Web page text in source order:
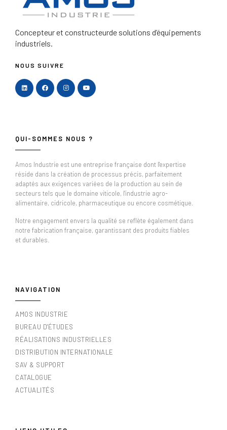
Concepteur et constructeurde solutions d’équipements
industriels.
NOUS SUIVRE
QUI-SOMMES NOUS ?
Amos Industrie est une entreprise française dont l'expertise
réside dans la création de processus précis, parfaitement
adaptés aux exigences variées de la production au sein de
secteurs tels que le domaine viticole, l'industrie agro-
alimentaire, cidricole, pharmaceutique ou encore cosmétique.
Notre engagement envers la qualité se reflète également dans
notre fabrication française, garantissant des produits fiables
et durables.
NAVIGATION
AMOS INDUSTRIE
BUREAU D'ÉTUDES
RÉALISATIONS INDUSTRIELLES
DISTRIBUTION INTERNATIONALE
SAV & SUPPORT
CATALOGUE
ACTUALITÉS